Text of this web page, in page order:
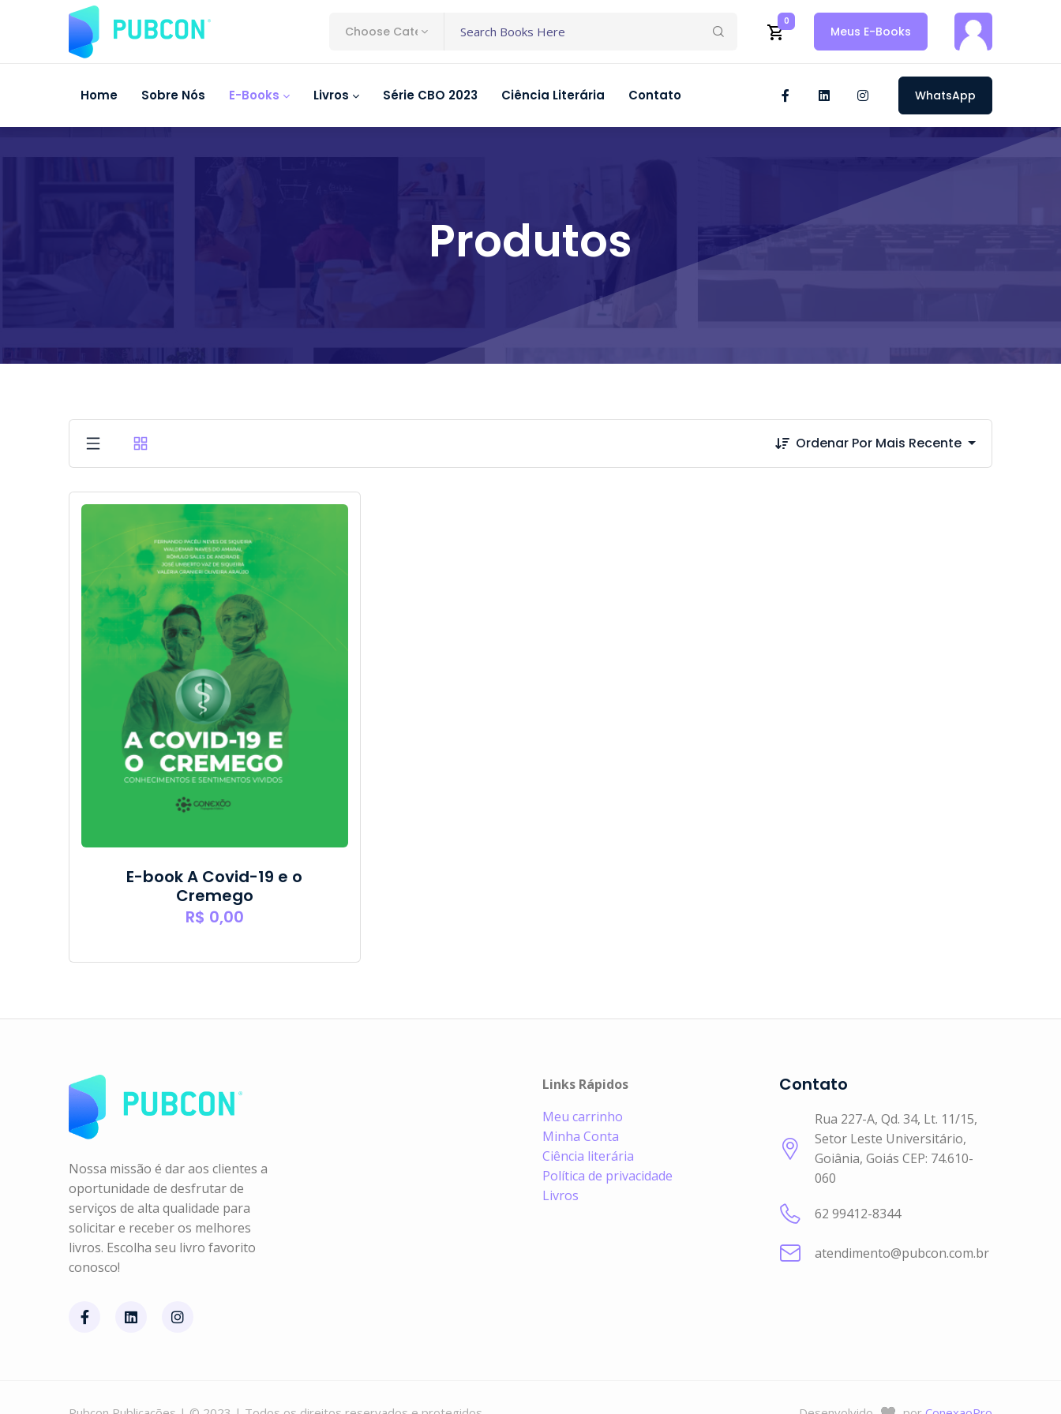
0
Meus E-Books
Choose Category
WhatsApp
Home Sobre Nós E-Books Livros Série CBO 2023 Ciência Literária Contato
Produtos
Ordenar Por Mais Recente
E-book A Covid-19 e o
Cremego
R$ 0,00
Nossa missão é dar aos clientes a
oportunidade de desfrutar de
serviços de alta qualidade para
solicitar e receber os melhores
livros. Escolha seu livro favorito
conosco!
Links Rápidos
Meu carrinho
Minha Conta
Ciência literária
Política de privacidade
Livros
Contato
Rua 227-A, Qd. 34, Lt. 11/15,
Setor Leste Universitário,
Goiânia, Goiás CEP: 74.610-
060
62 99412-8344
atendimento@pubcon.com.br